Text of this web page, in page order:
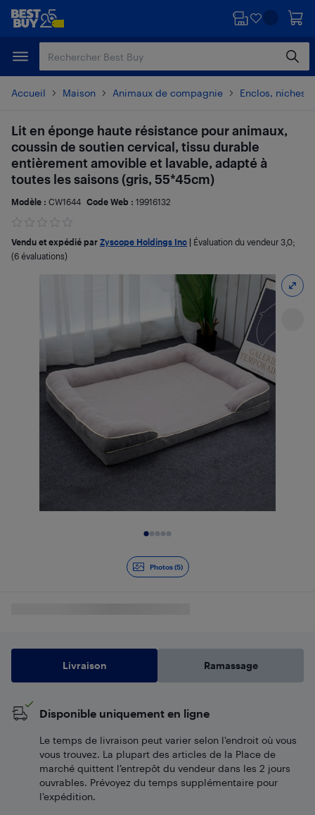
Passer
principal
Passer
Accueil Maison Animaux de compagnie Enclos, niches
Photos (5)
Lit en éponge haute résistance pour animaux,
coussin de soutien cervical, tissu durable
entièrement amovible et lavable, adapté à
toutes les saisons (gris, 55*45cm)
Modèle : CW1644 Code Web : 19916132
Vendu et expédié par Zyscope Holdings Inc Évaluation du vendeur 3,0;
(6 évaluations)
Livraison Ramassage
Disponible uniquement en ligne
Le temps de livraison peut varier selon l'endroit où vous
vous trouvez. La plupart des articles de la Place de
marché quittent l’entrepôt du vendeur dans les 2 jours
ouvrables. Prévoyez du temps supplémentaire pour
l’expédition.